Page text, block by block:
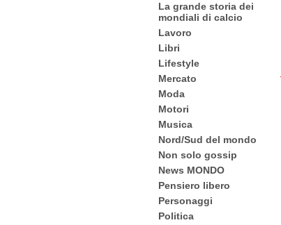
La grande storia dei
mondiali di calcio
Lavoro
Libri
Lifestyle
Mercato
Moda
Motori
Musica
Nord/Sud del mondo
Non solo gossip
News MONDO
Pensiero libero
Personaggi
Politica